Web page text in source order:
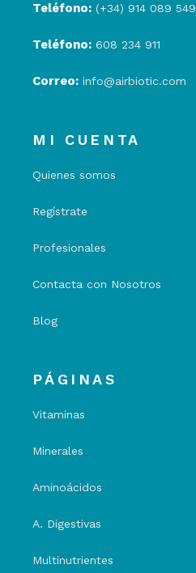
Teléfono: (+34) 914 089 549
Teléfono: 608 234 911
Correo: info@airbiotic.com
MI CUENTA
Quienes somos
Regístrate
Profesionales
Contacta con Nosotros
Blog
PÁGINAS
Vitaminas
Minerales
Aminoácidos
A. Digestivas
Multinutrientes